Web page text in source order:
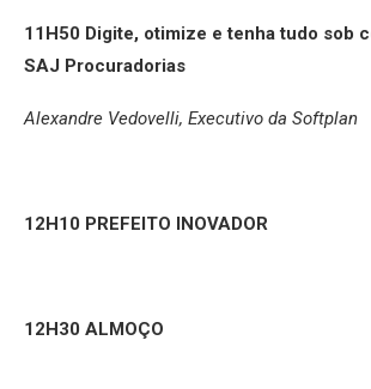
11H50 Digite, otimize e tenha tudo sob
SAJ Procuradorias
Alexandre Vedovelli, Executivo da Softplan
12H10 PREFEITO INOVADOR
12H30 ALMOÇO